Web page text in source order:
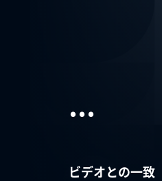
...
ビデオとの一致